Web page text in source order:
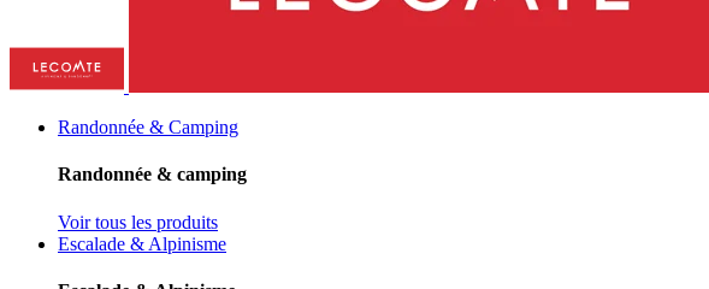
Randonnée & Camping
Randonnée & camping
Voir tous les produits
Escalade & Alpinisme